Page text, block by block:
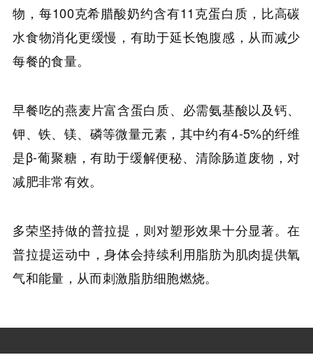
物，每100克希腊酸奶约含有11克蛋白质，比高碳
水食物消化更缓慢，有助于延长饱腹感，从而减少
每餐的食量。
早餐吃的燕麦片富含蛋白质、必需氨基酸以及钙、
钾、铁、镁、磷等微量元素，其中约有4-5%的纤维
是β-葡聚糖，有助于缓解便秘、清除肠道废物，对
减肥非常有效。
多荣坚持做的普拉提，则对塑形效果十分显著。在
普拉提运动中，身体会持续利用脂肪为肌肉提供氧
气和能量，从而刺激脂肪细胞燃烧。